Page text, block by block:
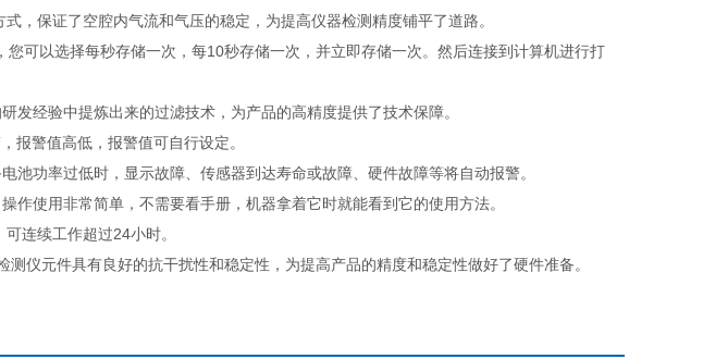
保证了空腔内气流和气压的稳定，为提高仪器检测精度铺平了道路。
以选择每秒存储一次，每10秒存储一次，并立即存储一次。然后连接到计算机进行打
经验中提炼出来的过滤技术，为产品的高精度提供了技术保障。
警值高低，报警值可自行设定。
功率过低时，显示故障、传感器到达寿命或故障、硬件故障等将自动报警。
使用非常简单，不需要看手册，机器拿着它时就能看到它的使用方法。
连续工作超过24小时。
元件具有良好的抗干扰性和稳定性，为提高产品的精度和稳定性做好了硬件准备。